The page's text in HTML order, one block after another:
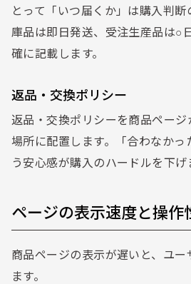
とって「いつ届くか」は購入判
庫品は即日発送、受注生産品は○
確に記載します。
返品・交換ポリシー
返品・交換ポリシーを商品ペー
場所に配置します。「合わなかっ
う安心感が購入のハードルを下げ
ページの表示速度と操作
商品ページの表示が遅いと、ユ
ます。